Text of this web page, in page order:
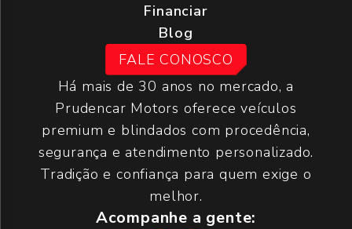
Financiar
Blog
FALE CONOSCO
Há mais de 30 anos no mercado, a
Prudencar Motors oferece veículos
premium e blindados com procedência,
segurança e atendimento personalizado.
Tradição e confiança para quem exige o
melhor.
Acompanhe a gente: